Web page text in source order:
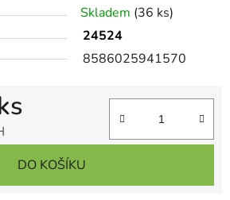
Skladem (36 ks)
24524
8586025941570
DO KOŠÍKU